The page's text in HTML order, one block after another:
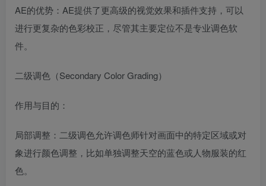
AE的优势：AE提供了更高级的视觉效果和插件支持，可以
进行更复杂的色彩校正，尽管其主要定位不是专业调色软
件。
二级调色（Secondary Color Grading）
作用与目的：
局部调整：二级调色允许调色师针对画面中的特定区域或对
象进行颜色调整，比如单独调整天空的蓝色或人物服装的红
色。